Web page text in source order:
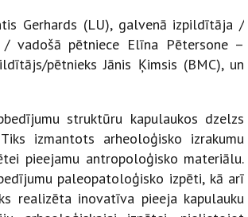
Gerhards (LU), galvenā izpildītāja /
vadošā pētniece Elīna Pētersone –
pētnieks Jānis Ķimsis (BMC), un
struktūru kapulaukos dzelzs
izmantots arheoloģisko izrakumu
pieejamu antropoloģisko materiālu.
paleopatoloģisko izpēti, kā arī
realizēta inovatīva pieeja kapulauku